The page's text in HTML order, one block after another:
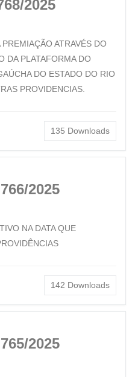
2025
ATRAVÉS DO
DA PLATAFORMA DO
DO ESTADO DO RIO
PROVIDENCIAS.
135 Downloads
2025
NA DATA QUE
142 Downloads
2025